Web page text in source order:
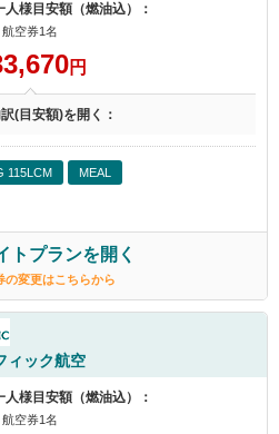
様目安額（燃油込）：
航空券1名
円
(目安額)を開く：
115LCM MEAL
トプランを開く
の変更はこちらから
ィック航空
様目安額（燃油込）：
航空券1名